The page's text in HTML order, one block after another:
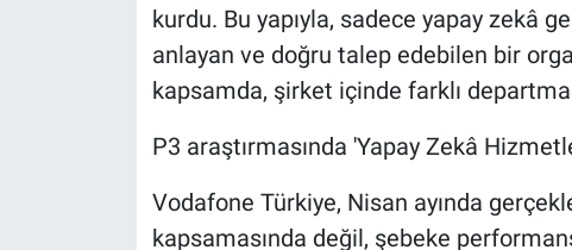
kurdu. Bu yapıyla, sadece yapay zekâ
anlayan ve doğru talep edebilen bir
kapsamda, şirket içinde farklı
P3 araştırmasında 'Yapay Zekâ
Vodafone Türkiye, Nisan ayında
kapsamasında değil, şebeke